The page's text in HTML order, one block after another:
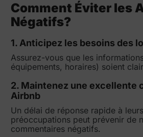
Comment Éviter les
Négatifs?
1. Anticipez les besoins des
Assurez-vous que les
équipements, horaires) soient
2. Maintenez une excellente
Airbnb
Un délai de réponse rapide à
préoccupations peut prévenir de
commentaires négatifs.